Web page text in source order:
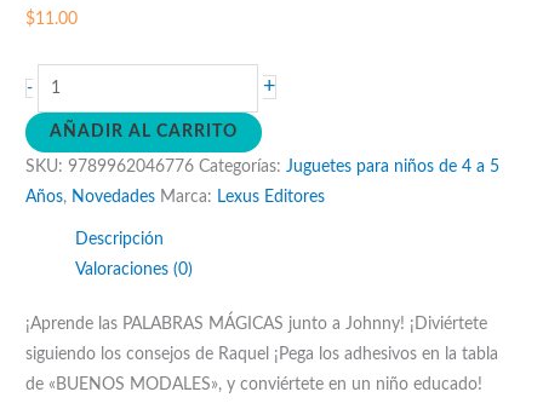
$11.00
-
Raquel
y
Johnny,
Palabras
Mágicas
cantidad
+
AÑADIR AL CARRITO
SKU:9789962046776 Categorías:Juguetes para niños de 4 a 5
Años, Novedades Marca: Lexus Editores
Descripción
Valoraciones (0)
¡Aprende las PALABRAS MÁGICAS junto a Johnny! ¡Diviértete
siguiendo los consejos de Raquel ¡Pega los adhesivos en la tabla
de «BUENOS MODALES», y conviértete en un niño educado!